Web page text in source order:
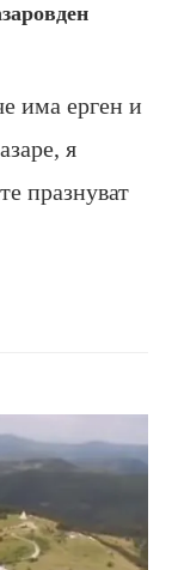
има ерген и
я
празнуват